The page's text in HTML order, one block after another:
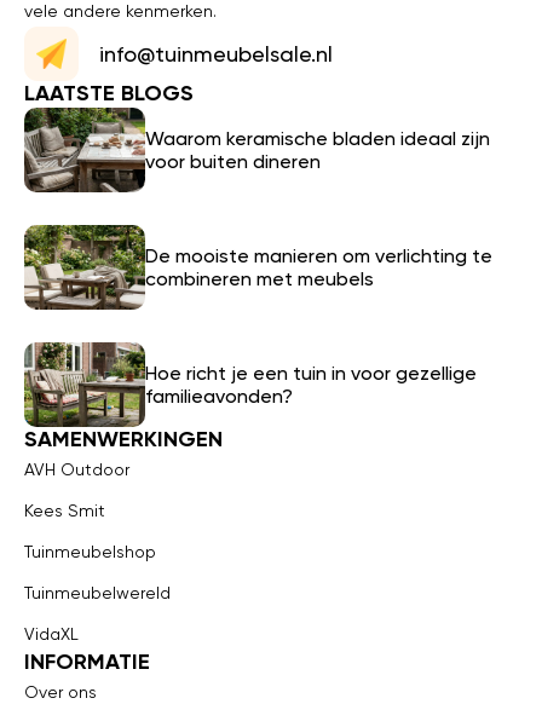
vele andere kenmerken.
info@tuinmeubelsale.nl
LAATSTE BLOGS
Waarom keramische bladen ideaal zijn
voor buiten dineren
De mooiste manieren om verlichting te
combineren met meubels
Hoe richt je een tuin in voor gezellige
familieavonden?
SAMENWERKINGEN
AVH Outdoor
Kees Smit
Tuinmeubelshop
Tuinmeubelwereld
VidaXL
INFORMATIE
Over ons